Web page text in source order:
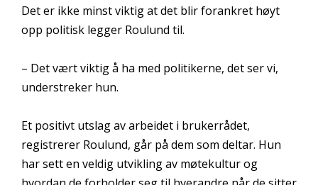
Det er ikke minst viktig at det blir forankret høyt
opp politisk legger Roulund til.
– Det vært viktig å ha med politikerne, det ser vi,
understreker hun.
Et positivt utslag av arbeidet i brukerrådet,
registrerer Roulund, går på dem som deltar. Hun
har sett en veldig utvikling av møtekultur og